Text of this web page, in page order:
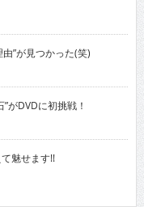
”が見つかった(笑)
がDVDに初挑戦！
魅せます!!